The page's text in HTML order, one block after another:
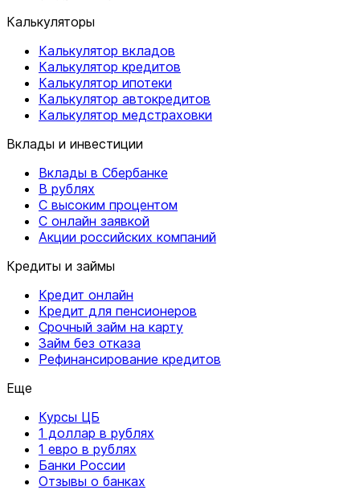
Калькуляторы
Калькулятор вкладов
Калькулятор кредитов
Калькулятор ипотеки
Калькулятор автокредитов
Калькулятор медстраховки
Вклады и инвестиции
Вклады в Сбербанке
В рублях
С высоким процентом
С онлайн заявкой
Акции российских компаний
Кредиты и займы
Кредит онлайн
Кредит для пенсионеров
Срочный займ на карту
Займ без отказа
Рефинансирование кредитов
Еще
Курсы ЦБ
1 доллар в рублях
1 евро в рублях
Банки России
Отзывы о банках